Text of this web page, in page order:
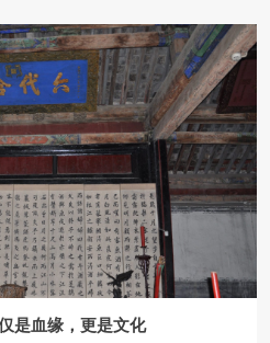
是血缘，更是文化